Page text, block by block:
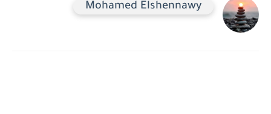
Mohamed Elshennawy